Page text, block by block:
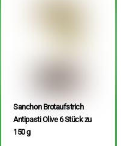
Sanchon Brotaufstrich
Antipasti Olive 6 Stück zu
150 g